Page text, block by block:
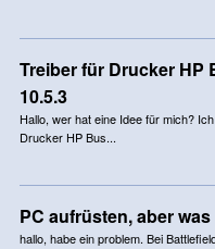
Treiber für Drucker HP
10.5.3
Hallo, wer hat eine Idee für mich?
Drucker HP Bus...
PC aufrüsten, aber
hallo, habe ein problem. Bei